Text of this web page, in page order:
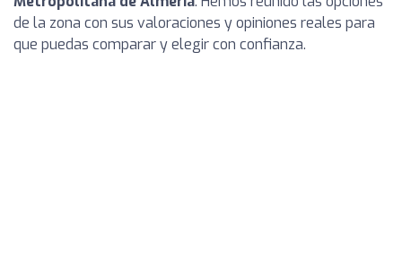
de la zona con sus valoraciones y opiniones reales para
que puedas comparar y elegir con confianza.